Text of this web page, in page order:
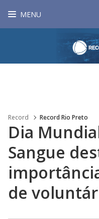
MENU
Record Record Rio Preto
Dia
Sangue
de